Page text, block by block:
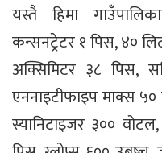
यस्तै हिमा
कन्सनट्रेटर १ पिस, ४०
अक्सिमिटर ३८ पिस,
एननाइटीफाइप माक्स ५०
स्यानिटाइजर ३००